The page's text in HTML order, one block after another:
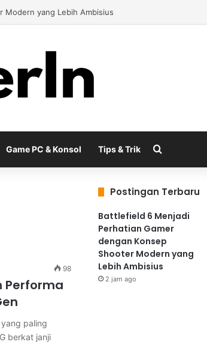
Modern yang Lebih Ambisius
Game PC & Konsol Tips & Trik
98
Performa
paling
berkat janji
Postingan Terbaru
Battlefield 6 Menjadi
Perhatian Gamer
dengan Konsep
Shooter Modern yang
Lebih Ambisius
2 jam ago